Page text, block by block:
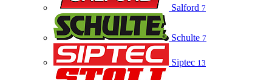
Salford 7
Schulte 7
Siptec 13